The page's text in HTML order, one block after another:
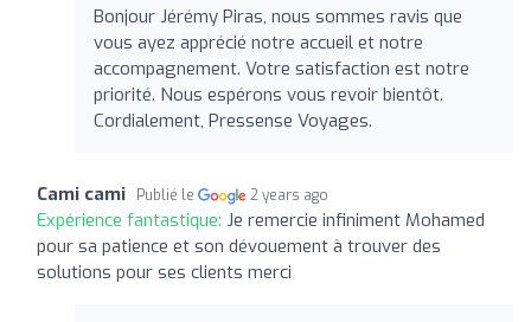
Bonjour Jérémy Piras, nous sommes ravis que
vous ayez apprécié notre accueil et notre
accompagnement. Votre satisfaction est notre
priorité. Nous espérons vous revoir bientôt.
Cordialement, Pressense Voyages.
Cami cami Publié le 2 years ago
Expérience fantastique: Je remercie infiniment Mohamed
pour sa patience et son dévouement à trouver des
solutions pour ses clients merci